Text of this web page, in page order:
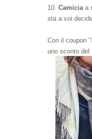
10. Camicia a
sta a voi
Con il coupon "
uno sconto del